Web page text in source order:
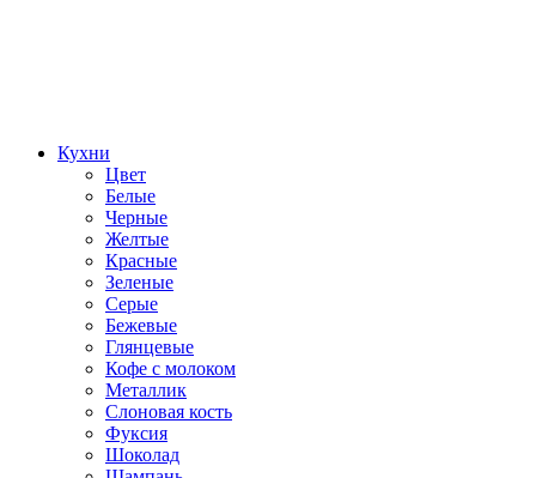
Кухни
Цвет
Белые
Черные
Желтые
Красные
Зеленые
Серые
Бежевые
Глянцевые
Кофе с молоком
Металлик
Слоновая кость
Фуксия
Шоколад